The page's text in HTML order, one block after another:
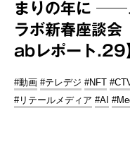
まりの年に ──
ラボ新春座談
abレポート.29
#動画 #テレデジ #NFT
#リテールメディア #AI